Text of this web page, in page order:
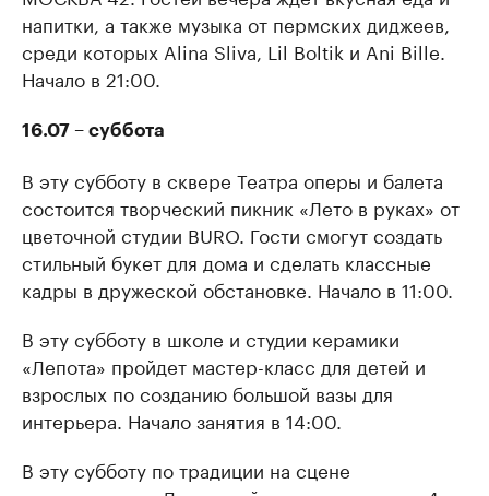
напитки, а также музыка от пермских диджеев,
среди которых Alina Sliva, Lil Boltik и Ani Bille.
Начало в 21:00.
16.07 – суббота
В эту субботу в сквере Театра оперы и балета
состоится творческий пикник «Лето в руках» от
цветочной студии BURO. Гости смогут создать
стильный букет для дома и сделать классные
кадры в дружеской обстановке. Начало в 11:00.
В эту субботу в школе и студии керамики
«Лепота» пройдет мастер-класс для детей и
взрослых по созданию большой вазы для
интерьера. Начало занятия в 14:00.
В эту субботу по традиции на сцене